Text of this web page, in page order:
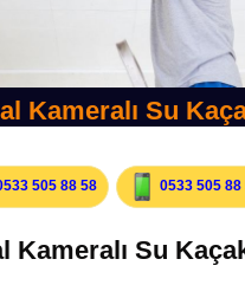
Kameralı Su
505 88 58 0533 505 88
Kameralı Su